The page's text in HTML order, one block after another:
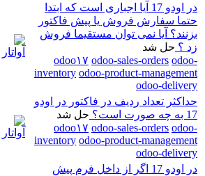
در اودو 17 آیا اجباری است که ابتدا
حتما سفارش فروش یا پیش فاکتور
بزنند؟ آیا نمی توان مستقیما فروش
زد ؟ حل شد
odoo۱۷ odoo-sales-orders odoo-
inventory odoo-product-management
odoo-delivery
حداکثر تعداد ردیف در فاکتور در اودو
17 به چه صورت است؟
حل شد
odoo۱۷ odoo-sales-orders odoo-
inventory odoo-product-management
odoo-delivery
در اودو 17 اگر از داخل فرم پیش